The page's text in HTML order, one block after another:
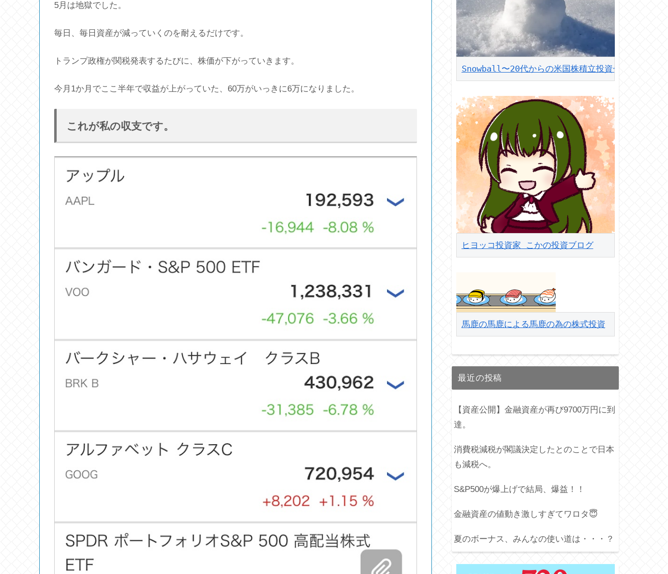
5月は地獄でした。
毎日、毎日資産が減っていくのを耐えるだけです。
トランプ政権が関税発表するたびに、株価が下がっていきます。
今月1か月でここ半年で収益が上がっていた、60万がいっきに6万になりました。
これが私の収支です。
Snowball〜20代からの米国株積立投資〜
ヒヨッコ投資家 こかの投資ブログ
馬鹿の馬鹿による馬鹿の為の株式投資
最近の投稿
【資産公開】金融資産が再び9700万円に到
達。
消費税減税が閣議決定したとのことで日本
も減税へ。
S&P500が爆上げで結局、爆益！！
金融資産の値動き激しすぎてワロタ😇
夏のボーナス、みんなの使い道は・・・？